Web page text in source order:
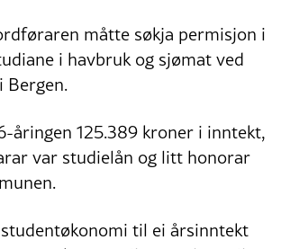
måtte søkja permisjon i
i havbruk og sjømat ved
åringen 125.389 kroner i inntekt,
var studielån og litt honorar
til ei årsinntekt